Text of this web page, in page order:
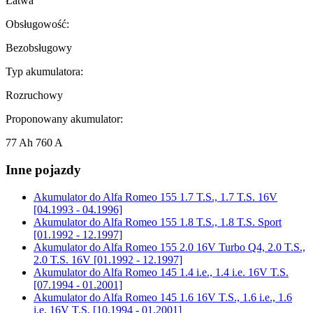
Obsługowość:
Bezobsługowy
Typ akumulatora:
Rozruchowy
Proponowany akumulator:
77 Ah 760 A
Inne pojazdy
Akumulator do Alfa Romeo 155 1.7 T.S., 1.7 T.S. 16V
[04.1993 - 04.1996]
Akumulator do Alfa Romeo 155 1.8 T.S., 1.8 T.S. Sport
[01.1992 - 12.1997]
Akumulator do Alfa Romeo 155 2.0 16V Turbo Q4, 2.0 T.S.,
2.0 T.S. 16V [01.1992 - 12.1997]
Akumulator do Alfa Romeo 145 1.4 i.e., 1.4 i.e. 16V T.S.
[07.1994 - 01.2001]
Akumulator do Alfa Romeo 145 1.6 16V T.S., 1.6 i.e., 1.6
i.e. 16V T.S. [10.1994 - 01.2001]